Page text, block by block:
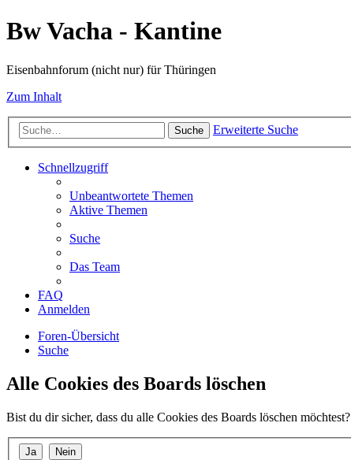
Bw Vacha - Kantine
Eisenbahnforum (nicht nur) für Thüringen
Zum Inhalt
Suche Erweiterte Suche
Schnellzugriff
Unbeantwortete Themen
Aktive Themen
Suche
Das Team
FAQ
Anmelden
Foren-Übersicht
Suche
Alle Cookies des Boards löschen
Bist du dir sicher, dass du alle Cookies des Boards löschen möchtest?